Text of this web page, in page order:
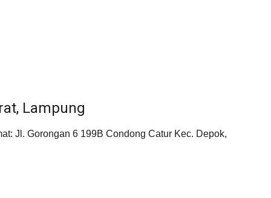
Lampung
Jl. Gorongan 6 199B Condong Catur Kec. Depok,